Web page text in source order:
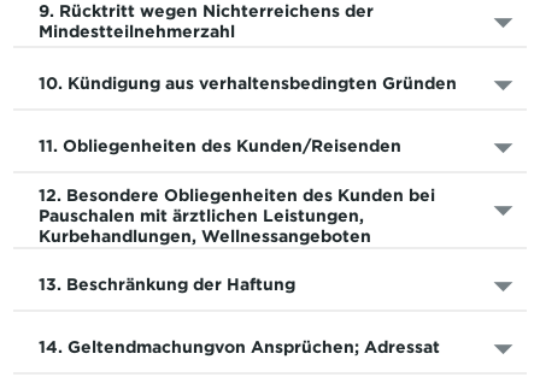
9. Rücktritt wegen Nichterreichens der
Mindestteilnehmerzahl
10. Kündigung aus verhaltensbedingten Gründen
11. Obliegenheiten des Kunden/Reisenden
12. Besondere Obliegenheiten des Kunden bei
Pauschalen mit ärztlichen Leistungen,
Kurbehandlungen, Wellnessangeboten
13. Beschränkung der Haftung
14. Geltendmachungvon Ansprüchen; Adressat